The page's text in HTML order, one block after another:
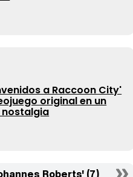
a Raccoon City'
original en un
Roberts' (7)